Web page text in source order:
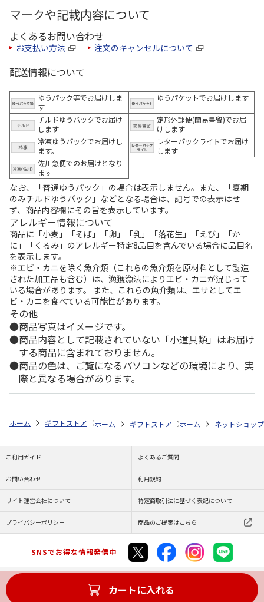
マークや記載内容について
よくあるお問い合わせ
お支払い方法 注文のキャンセルについて
配送情報について
ゆうパック等でお届けしま
す
ゆうパケットでお届けします
チルドゆうパックでお届け
します
定形外郵便(簡易書留)でお届
けします
冷凍ゆうパックでお届けし
ます。
レターパックライトでお届け
します
佐川急便でのお届けとなり
ます
なお、「普通ゆうパック」の場合は表示しません。また、「夏期
のみチルドゆうパック」などとなる場合は、記号での表示はせ
ず、商品内容欄にその旨を表示しています。
アレルギー情報について
商品に「小麦」「そば」「卵」「乳」「落花生」「えび」「か
に」「くるみ」のアレルギー特定8品目を含んでいる場合に品目名
を表示します。
※エビ・カニを除く魚介類（これらの魚介類を原材料として製造
された加工品も含む）は、漁獲漁法によりエビ・カニが混じって
いる場合があります。 また、これらの魚介類は、エサとしてエ
ビ・カニを食べている可能性があります。
その他
商品写真はイメージです。
商品内容として記載されていない「小道具類」はお届け
する商品に含まれておりません。
商品の色は、ご覧になるパソコンなどの環境により、実
際と異なる場合があります。
カートに入れる
ホーム ギフトストア お中元・夏ギフト特集 2026 こだわりギフト
ホーム ギフトストア お中元・夏ギフト特集
ホーム ネットショップ
ご利用ガイド よくあるご質問
お問い合わせ 利用規約
サイト運営会社について 特定商取引法に基づく表記について
プライバシーポリシー 商品のご提案はこちら
SNSでお得な情報発信中